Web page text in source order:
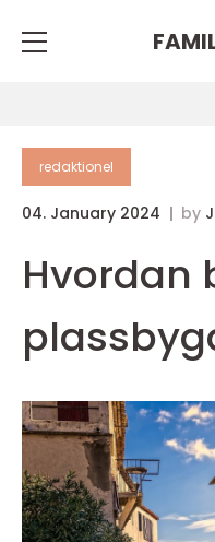
redaktionel
04. January 2024 by
Hvordan